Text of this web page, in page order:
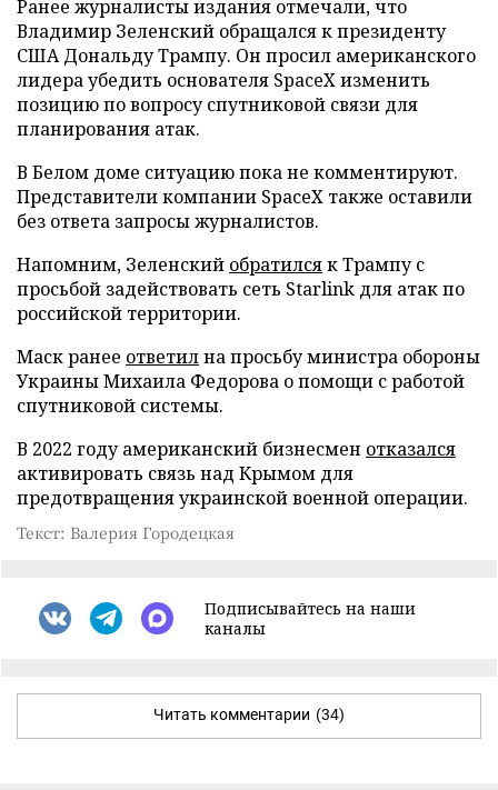
Ранее журналисты издания отмечали, что
Владимир Зеленский обращался к президенту
США Дональду Трампу. Он просил американского
лидера убедить основателя SpaceX изменить
позицию по вопросу спутниковой связи для
планирования атак.
В Белом доме ситуацию пока не комментируют.
Представители компании SpaceX также оставили
без ответа запросы журналистов.
Напомним, Зеленский обратилсяк Трампу с
просьбой задействовать сеть Starlink для атак по
российской территории.
Маск ранее ответилна просьбу министра обороны
Украины Михаила Федорова о помощи с работой
спутниковой системы.
В 2022 году американский бизнесмен отказался
активировать связь над Крымом для
предотвращения украинской военной операции.
Текст: Валерия Городецкая
Подписывайтесь на наши
каналы
Читать комментарии (34)